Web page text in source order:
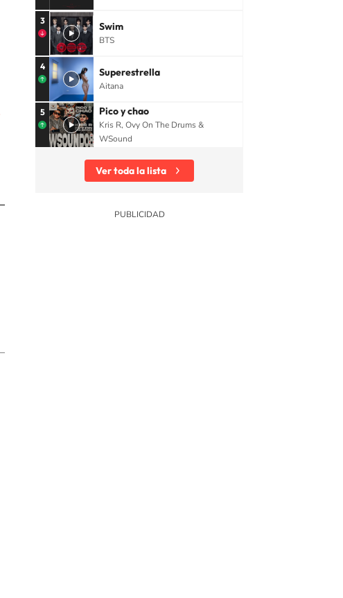
3 Swim
BTS
4 Superestrella
Aitana
5 Pico y chao
Kris R, Ovy On The Drums &
WSound
Ver toda la lista